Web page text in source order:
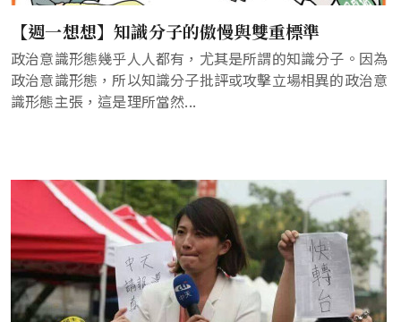
【週一想想】知識分子的傲慢與雙重標準
政治意識形態幾乎人人都有，尤其是所謂的知識分子。因為
政治意識形態，所以知識分子批評或攻擊立場相異的政治意
識形態主張，這是理所當然...